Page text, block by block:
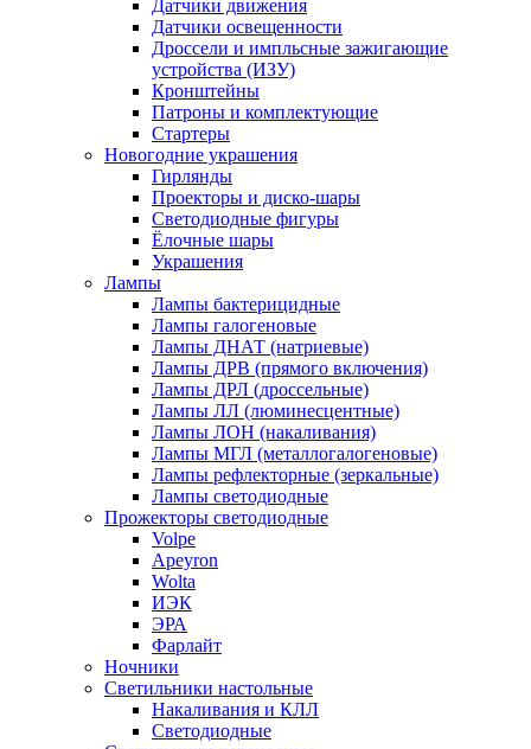
Датчики движения
Датчики освещенности
Дроссели и импльсные зажигающие
устройства (ИЗУ)
Кронштейны
Патроны и комплектующие
Стартеры
Новогодние украшения
Гирлянды
Проекторы и диско-шары
Светодиодные фигуры
Ёлочные шары
Украшения
Лампы
Лампы бактерицидные
Лампы галогеновые
Лампы ДНАТ (натриевые)
Лампы ДРВ (прямого включения)
Лампы ДРЛ (дроссельные)
Лампы ЛЛ (люминесцентные)
Лампы ЛОН (накаливания)
Лампы МГЛ (металлогалогеновые)
Лампы рефлекторные (зеркальные)
Лампы светодиодные
Прожекторы светодиодные
Volpe
Apeyron
Wolta
ИЭК
ЭРА
Фарлайт
Ночники
Светильники настольные
Накаливания и КЛЛ
Светодиодные